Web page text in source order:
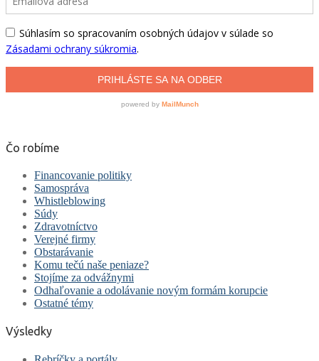
Čo robíme
Financovanie politiky
Samospráva
Whistleblowing
Súdy
Zdravotníctvo
Verejné firmy
Obstarávanie
Komu tečú naše peniaze?
Stojíme za odvážnymi
Odhaľovanie a odolávanie novým formám korupcie
Ostatné témy
Výsledky